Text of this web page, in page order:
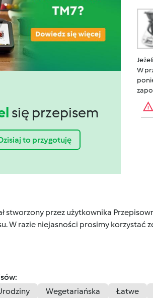
się przepisem
to przygotuję
W
stworzony przez użytkownika
W razie niejasności prosimy korzystać
Wegetariańska Łatwe